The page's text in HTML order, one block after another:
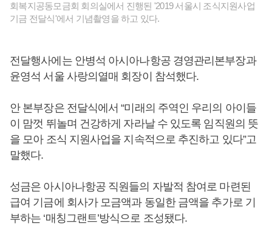
회복지공동모금회 회의실에서 진행된 '2019 서울시 조식지원사업
기금 전달식'에서 기념촬영을 하고 있다.
전달행사에는 안병석 아시아나항공 경영관리본부장과
윤영석 서울 사랑의열매 회장이 참석했다.
안 본부장은 전달식에서 “미래의 주역인 우리의 아이들
이 맘껏 뛰놀며 건강하게 자라날 수 있도록 임직원의 뜻
을 모아 조식 지원사업을 지속적으로 추진하고 있다”고
말했다.
성금은 아시아나항공 직원들의 자발적 참여로 마련된
급여 기금에 회사가 모금액과 동일한 금액을 추가로 기
부하는 ‘매칭그랜트’방식으로 조성됐다.